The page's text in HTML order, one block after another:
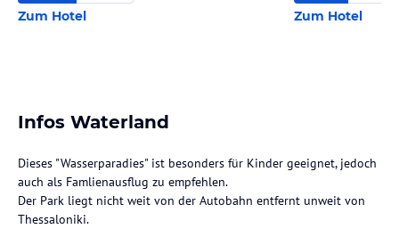
Zum Hotel Zum Hotel
Infos Waterland
Dieses "Wasserparadies" ist besonders für Kinder geeignet, jedoch
auch als Famlienausflug zu empfehlen.
Der Park liegt nicht weit von der Autobahn entfernt unweit von
Thessaloniki.